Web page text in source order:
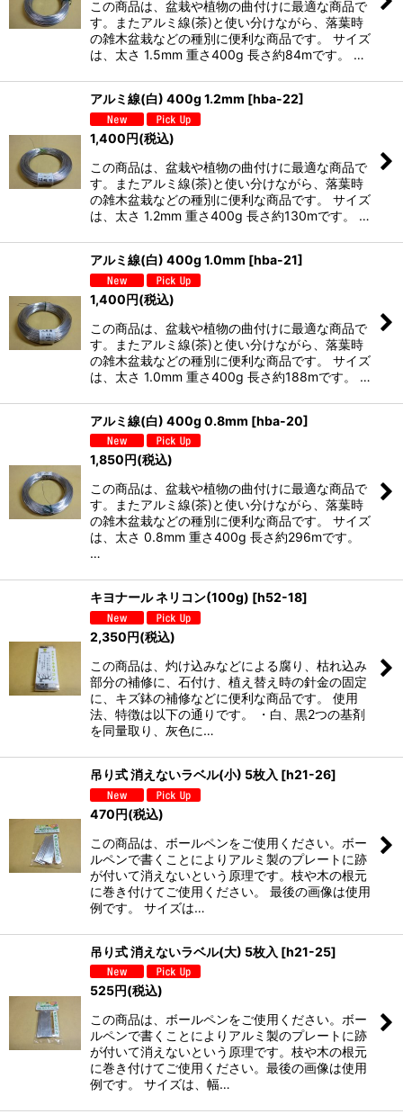
この商品は、盆栽や植物の曲付けに最適な商品で
す。またアルミ線(茶)と使い分けながら、落葉時
の雑木盆栽などの種別に便利な商品です。 サイズ
は、太さ 1.5mm 重さ400g 長さ約84mです。 …
アルミ線(白) 400g 1.2mm [hba-22]
1,400円(税込)
この商品は、盆栽や植物の曲付けに最適な商品で
す。またアルミ線(茶)と使い分けながら、落葉時
の雑木盆栽などの種別に便利な商品です。 サイズ
は、太さ 1.2mm 重さ400g 長さ約130mです。 …
アルミ線(白) 400g 1.0mm [hba-21]
1,400円(税込)
この商品は、盆栽や植物の曲付けに最適な商品で
す。またアルミ線(茶)と使い分けながら、落葉時
の雑木盆栽などの種別に便利な商品です。 サイズ
は、太さ 1.0mm 重さ400g 長さ約188mです。 …
アルミ線(白) 400g 0.8mm [hba-20]
1,850 円(税込)
この商品は、盆栽や植物の曲付けに最適な商品で
す。またアルミ線(茶)と使い分けながら、落葉時
の雑木盆栽などの種別に便利な商品です。 サイズ
は、太さ 0.8mm 重さ400g 長さ約296mです。
…
キヨナール ネリコン(100g) [h52-18]
2,350円(税込)
この商品は、灼け込みなどによる腐り、枯れ込み
部分の補修に、石付け、植え替え時の針金の固定
に、キズ鉢の補修などに便利な商品です。 使用
法、特徴は以下の通りです。 ・白、黒2つの基剤
を同量取り、灰色に…
吊り式 消えないラベル(小) 5枚入 [h21-26]
470円(税込)
この商品は、ボールペンをご使用ください。ボー
ルペンで書くことによりアルミ製のプレートに跡
が付いて消えないという原理です。枝や木の根元
に巻き付けてご使用ください。 最後の画像は使用
例です。 サイズは…
吊り式 消えないラベル(大) 5枚入 [h21-25]
525円(税込)
この商品は、ボールペンをご使用ください。ボー
ルペンで書くことによりアルミ製のプレートに跡
が付いて消えないという原理です。枝や木の根元
に巻き付けてご使用ください。最後の画像は使用
例です。 サイズは、幅…